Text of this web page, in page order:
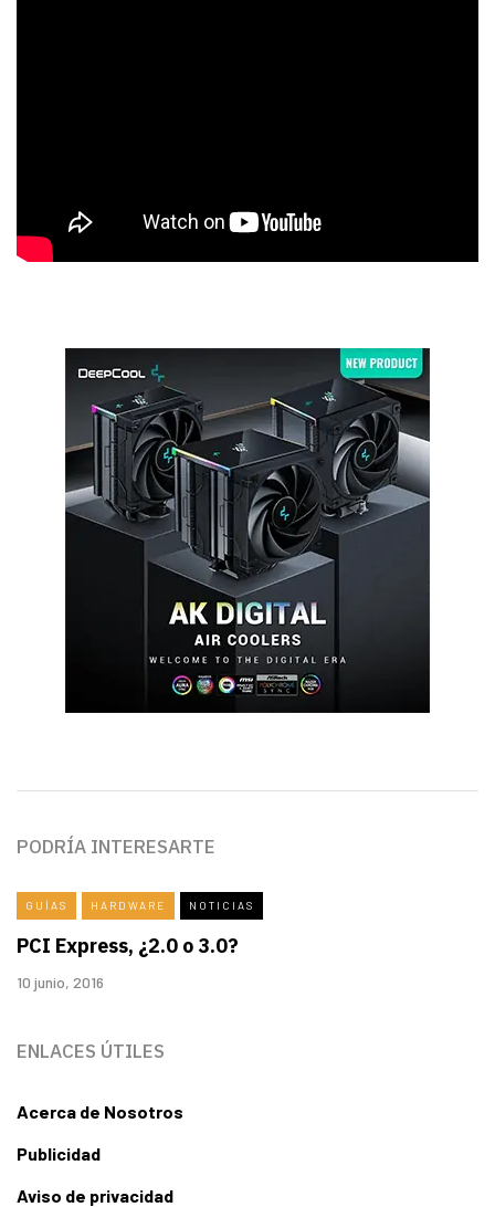
PODRÍA INTERESARTE
GUÍAS HARDWARE NOTICIAS
PCI Express, ¿2.0 o 3.0?
10 junio, 2016
ENLACES ÚTILES
Acerca de Nosotros
Publicidad
Aviso de privacidad